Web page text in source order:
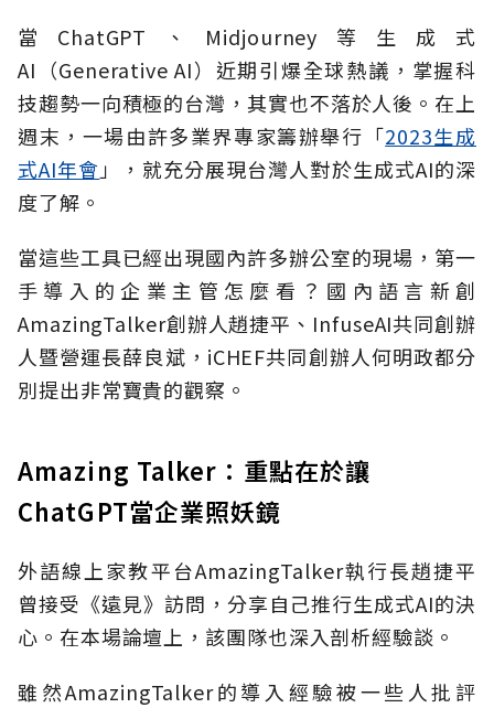
當ChatGPT、Midjourney等生成式
AI（Generative AI）近期引爆全球熱議，掌握科
技趨勢一向積極的台灣，其實也不落於人後。在上
週末，一場由許多業界專家籌辦舉行「2023生成
式AI年會 」，就充分展現台灣人對於生成式AI的深
度了解。
當這些工具已經出現國內許多辦公室的現場，第一
手導入的企業主管怎麼看？國內語言新創
AmazingTalker創辦人趙捷平、InfuseAI共同創辦
人暨營運長薛良斌，iCHEF共同創辦人何明政都分
別提出非常寶貴的觀察。
Amazing Talker：重點在於讓
ChatGPT當企業照妖鏡
外語線上家教平台AmazingTalker執行長趙捷平
曾接受《遠見》訪問，分享自己推行生成式AI的決
心。在本場論壇上，該團隊也深入剖析經驗談。
雖然AmazingTalker的導入經驗被一些人批評